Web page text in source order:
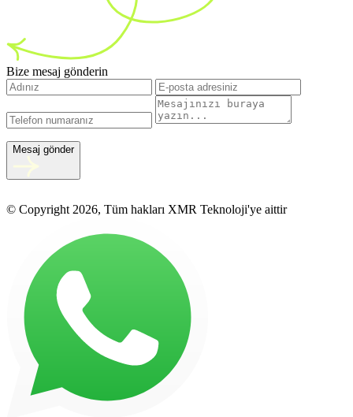
Bize mesaj gönderin
Mesaj gönder
© Copyright 2026, Tüm hakları XMR Teknoloji'ye aittir